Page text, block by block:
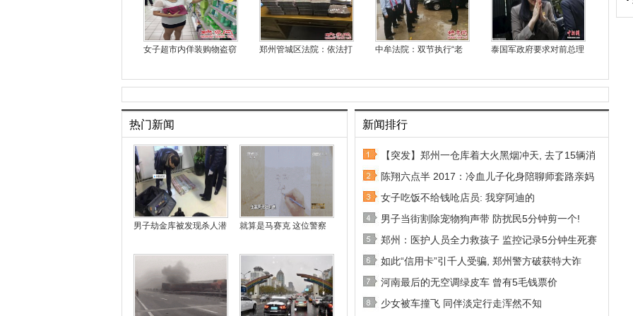
女子超市内佯装购物盗窃 郑州管城区法院：依法打 中牟法院：双节执行“老 泰国军政府要求对前总理
热门新闻
男子劫金库被发现杀人潜 就算是马赛克 这位警察
新闻排行
【突发】郑州一仓库着大火黑烟冲天, 去了15辆消
陈翔六点半 2017：冷血儿子化身陪聊师套路亲妈
女子吃饭不给钱呛店员: 我穿阿迪的
男子当街割除宠物狗声带 防扰民5分钟剪一个!
郑州：医护人员全力救孩子 监控记录5分钟生死赛
如此“信用卡”引千人受骗, 郑州警方破获特大诈
河南最后的无空调绿皮车 曾有5毛钱票价
少女被车撞飞 同伴淡定行走浑然不知